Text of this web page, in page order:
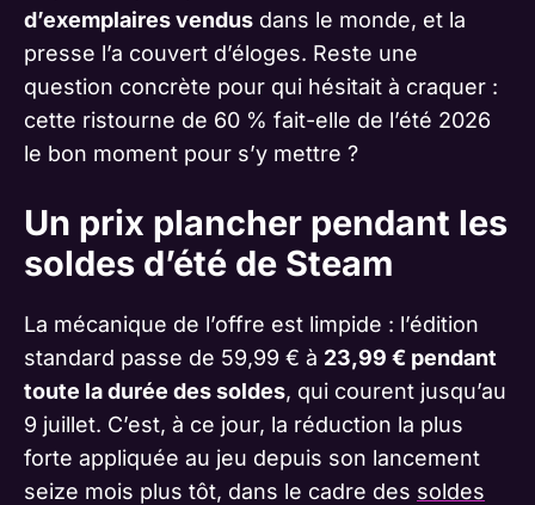
d’exemplaires vendus dans le monde, et la
presse l’a couvert d’éloges. Reste une
question concrète pour qui hésitait à craquer :
cette ristourne de 60 % fait-elle de l’été 2026
le bon moment pour s’y mettre ?
Un prix plancher pendant les
soldes d’été de Steam
La mécanique de l’offre est limpide : l’édition
standard passe de 59,99 € à 23,99 € pendant
toute la durée des soldes, qui courent jusqu’au
9 juillet. C’est, à ce jour, la réduction la plus
forte appliquée au jeu depuis son lancement
seize mois plus tôt, dans le cadre des soldes